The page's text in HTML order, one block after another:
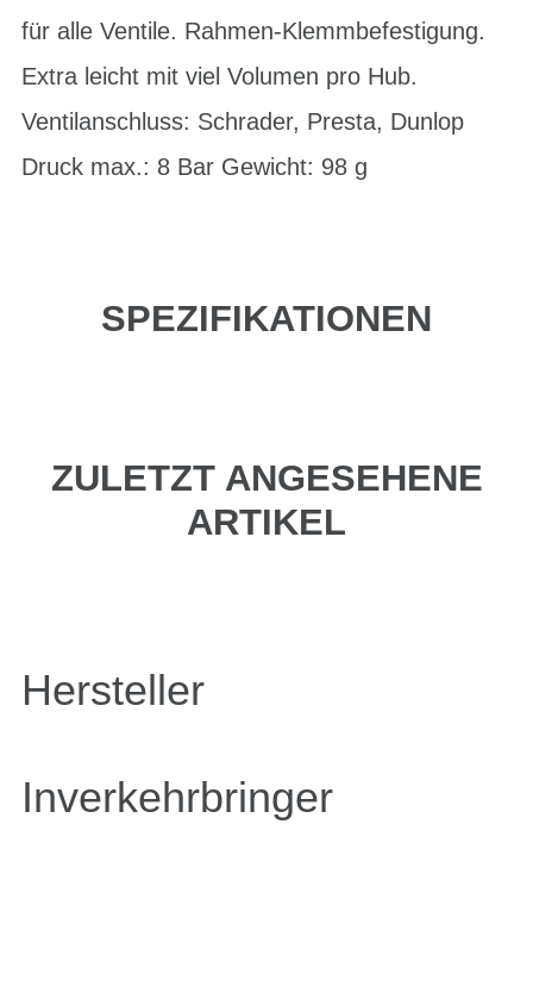
für alle Ventile. Rahmen-Klemmbefestigung.
Extra leicht mit viel Volumen pro Hub.
Ventilanschluss: Schrader, Presta, Dunlop
Druck max.: 8 Bar Gewicht: 98 g
SPEZIFIKATIONEN
ZULETZT ANGESEHENE
ARTIKEL
Hersteller
Inverkehrbringer